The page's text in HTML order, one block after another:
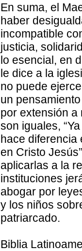
En suma, el
haber
incompatible
justicia,
lo esencial, en
le dice a la
no puede
un
por extensión a
son iguales,
hace diferencia
en Cristo
aplicarlas a la
instituciones
abogar por
y los niños
patriarcado.
Biblia